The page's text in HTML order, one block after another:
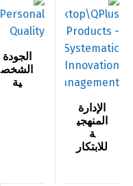
الإدارة
المنهجي
ة
للابتكار
اﻟﺠﻮدة
اﻟﺸﺨﺼ
ﻴﺔ